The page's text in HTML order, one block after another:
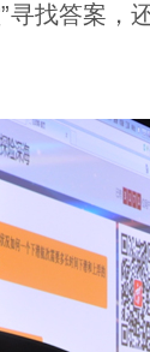
寻找答案